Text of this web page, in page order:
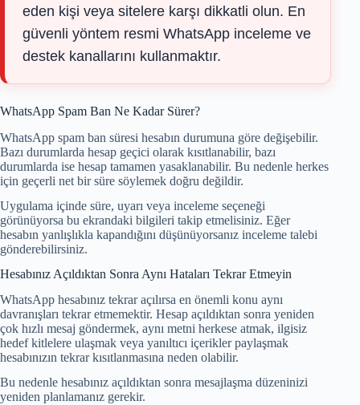
eden kişi veya sitelere karşı dikkatli olun. En
güvenli yöntem resmi WhatsApp inceleme ve
destek kanallarını kullanmaktır.
WhatsApp Spam Ban Ne Kadar Sürer?
WhatsApp spam ban süresi hesabın durumuna göre değişebilir.
Bazı durumlarda hesap geçici olarak kısıtlanabilir, bazı
durumlarda ise hesap tamamen yasaklanabilir. Bu nedenle herkes
için geçerli net bir süre söylemek doğru değildir.
Uygulama içinde süre, uyarı veya inceleme seçeneği
görünüyorsa bu ekrandaki bilgileri takip etmelisiniz. Eğer
hesabın yanlışlıkla kapandığını düşünüyorsanız inceleme talebi
gönderebilirsiniz.
Hesabınız Açıldıktan Sonra Aynı Hataları Tekrar Etmeyin
WhatsApp hesabınız tekrar açılırsa en önemli konu aynı
davranışları tekrar etmemektir. Hesap açıldıktan sonra yeniden
çok hızlı mesaj göndermek, aynı metni herkese atmak, ilgisiz
hedef kitlelere ulaşmak veya yanıltıcı içerikler paylaşmak
hesabınızın tekrar kısıtlanmasına neden olabilir.
Bu nedenle hesabınız açıldıktan sonra mesajlaşma düzeninizi
yeniden planlamanız gerekir.